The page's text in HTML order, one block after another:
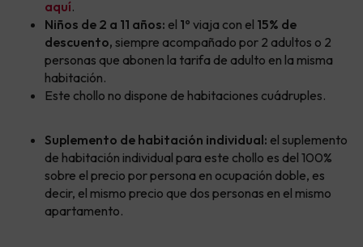
aquí.
Niños de 2 a 11 años: el 1º viaja con el 15% de
descuento, siempre acompañado por 2 adultos o 2
personas que abonen la tarifa de adulto en la misma
habitación.
Este chollo no dispone de habitaciones cuádruples.
Suplemento de habitación individual: el suplemento
de habitación individual para este chollo es del 100%
sobre el precio por persona en ocupación doble, es
decir, el mismo precio que dos personas en el mismo
apartamento.